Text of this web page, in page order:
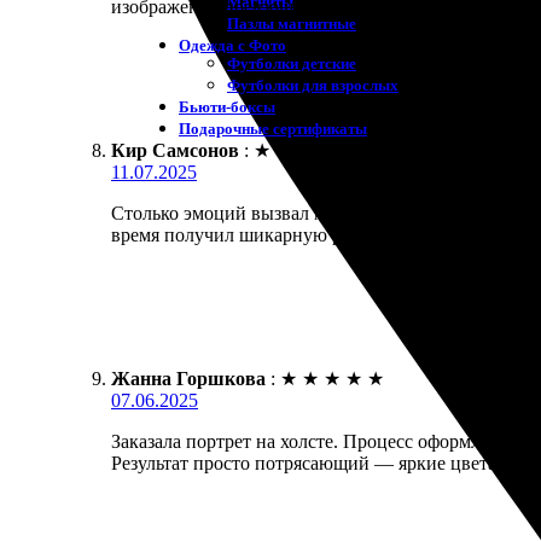
Пазлы магнитные
Одежда с Фото
Футболки детские
Футболки для взрослых
Бьюти-боксы
Подарочные сертификаты
изображения превзошло ожидания. Доставка
Кир Самсонов : ★ ★
11.07.2025
Столько эмоций вызвал мой заказ! Потрясающий
время получил шикарную работу. Рекомендую
Жанна Горшкова : ★ ★ ★ ★ ★
07.06.2025
Заказала портрет на холсте. Процесс
Результат просто потрясающий — яркие цвета и